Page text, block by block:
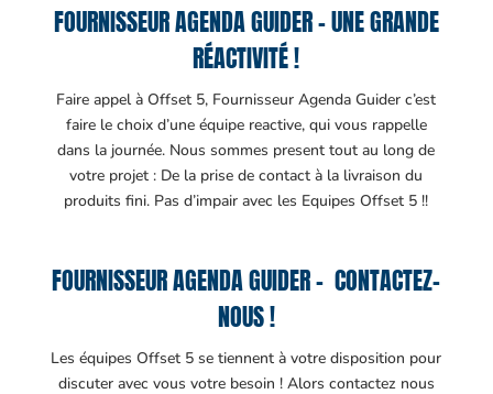
FOURNISSEUR AGENDA GUIDER – UNE GRANDE
RÉACTIVITÉ !
Faire appel à Offset 5, Fournisseur Agenda Guider c’est
faire le choix d’une équipe reactive, qui vous rappelle
dans la journée. Nous sommes present tout au long de
votre projet : De la prise de contact à la livraison du
produits fini. Pas d’impair avec les Equipes Offset 5 !!
FOURNISSEUR AGENDA GUIDER – CONTACTEZ-
NOUS !
Les équipes Offset 5 se tiennent à votre disposition pour
discuter avec vous votre besoin ! Alors contactez nous